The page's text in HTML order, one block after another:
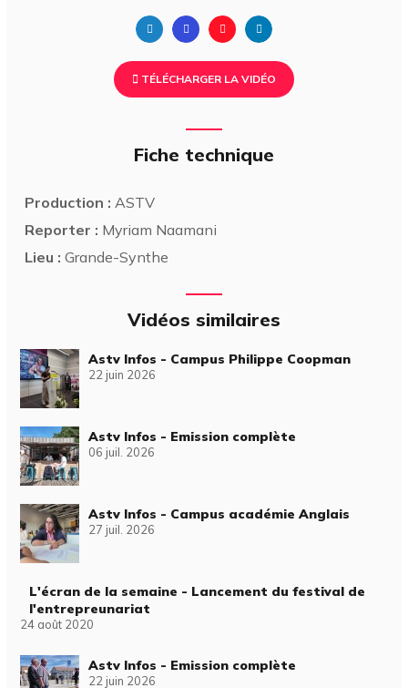
TÉLÉCHARGER LA VIDÉO
Fiche technique
Production : ASTV
Reporter : Myriam Naamani
Lieu : Grande-Synthe
Vidéos similaires
Astv Infos - Campus Philippe Coopman
22 juin 2026
Astv Infos - Emission complète
06 juil. 2026
Astv Infos - Campus académie Anglais
27 juil. 2026
L'écran de la semaine - Lancement du festival de
l'entrepreunariat
24 août 2020
Astv Infos - Emission complète
22 juin 2026